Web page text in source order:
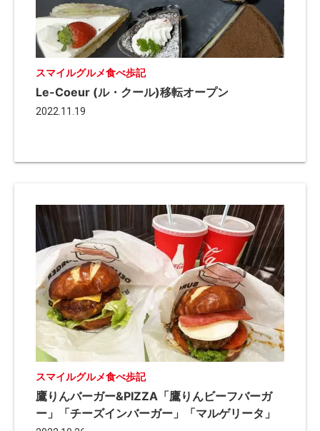
スマイルグルメ食べ歩記
Le-Coeur (ル・クール)移転オープン
2022.11.19
スマイルグルメ食べ歩記
鷹りんバーガー&PIZZA「鷹りんビーフバーガ
ー」「チーズインバーガー」「マルゲリータ」